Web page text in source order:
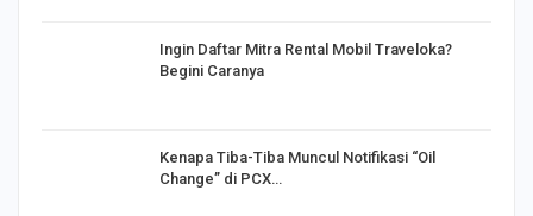
Ingin Daftar Mitra Rental Mobil Traveloka?
Begini Caranya
Kenapa Tiba-Tiba Muncul Notifikasi “Oil
Change” di PCX…